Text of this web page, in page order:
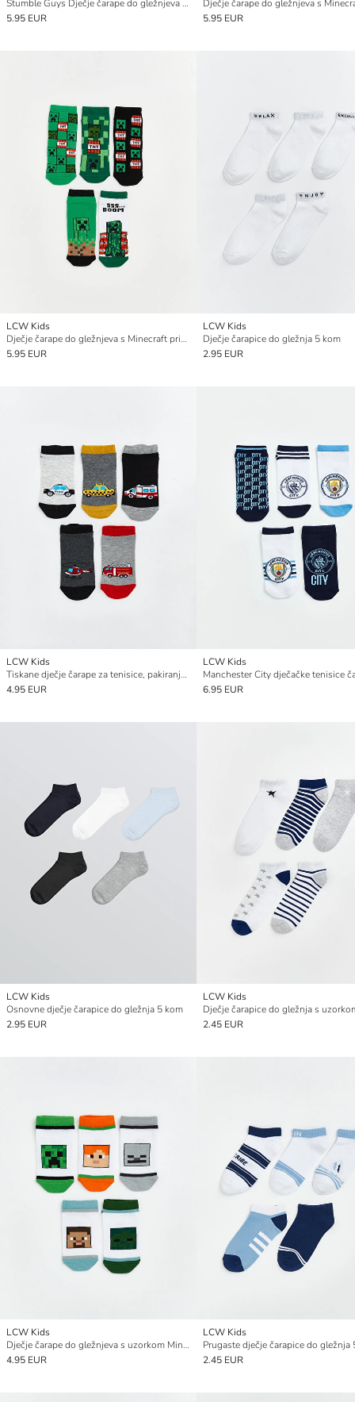
Stumble Guys Dječje čarape do gležnjeva s uzorkom, pakiranje od 5
5.95 EUR
5.95 EUR
LCW Kids
Dječje čarape do gležnjeva s Minecraft printom, pakiranje od 5
5.95 EUR
LCW Kids
Dječje čarapice do gležnja 5 kom
2.95 EUR
LCW Kids
Tiskane dječje čarape za tenisice, pakiranje od 5 komada
4.95 EUR
LCW Kids
6.95 EUR
LCW Kids
Osnovne dječje čarapice do gležnja 5 kom
2.95 EUR
LCW Kids
2.45 EUR
LCW Kids
Dječje čarape do gležnjeva s uzorkom Minecrafta, pakiranje od 5
4.95 EUR
LCW Kids
Prugaste dječje čarapice do gležnja
2.45 EUR